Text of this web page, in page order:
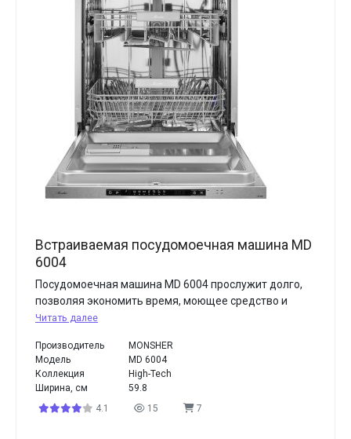
Встраиваемая посудомоечная машина MD
6004
Посудомоечная машина MD 6004 прослужит долго,
позволяя экономить время, моющее средство и
Читать далее
Производитель
MONSHER
Модель
MD 6004
Коллекция
High-Tech
Ширина, см
59.8
4.1
15 7